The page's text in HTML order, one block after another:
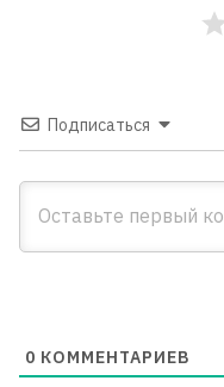
Подписаться
0 КОММЕНТАРИЕВ